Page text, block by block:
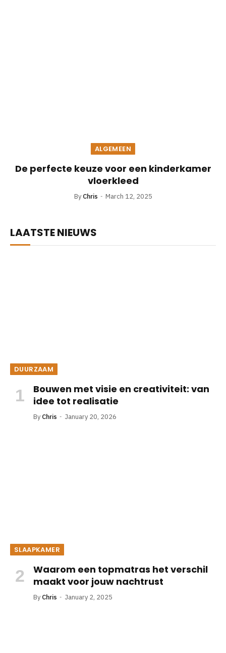
ALGEMEEN
De perfecte keuze voor een kinderkamer
vloerkleed
By Chris March 12, 2025
LAATSTE NIEUWS
DUURZAAM
Bouwen met visie en creativiteit: van
idee tot realisatie
By Chris January 20, 2026
SLAAPKAMER
Waarom een topmatras het verschil
maakt voor jouw nachtrust
By Chris January 2, 2025